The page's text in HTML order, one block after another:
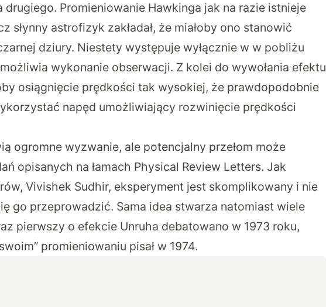
Promieniowanie Hawkinga jak na razie istnieje
słynny astrofizyk zakładał, że miałoby ono stanowić
dziury. Niestety występuje wyłącznie w w pobliżu
wykonanie obserwacji. Z kolei do wywołania efektu
osiągnięcie prędkości tak wysokiej, że prawdopodobnie
napęd umożliwiający rozwinięcie prędkości
ogromne wyzwanie, ale potencjalny przełom może
opisanych na łamach Physical Review Letters. Jak
Vivishek Sudhir, eksperyment jest skomplikowany i nie
go przeprowadzić. Sama idea stwarza natomiast wiele
pierwszy o efekcie Unruha debatowano w 1973 roku,
promieniowaniu pisał w 1974.